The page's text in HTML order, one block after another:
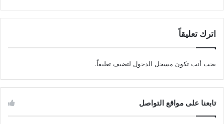
اترك تعليقاً
يجب أنت تكون مسجل الدخول لتضيف تعليقاً.
تابعنا على مواقع التواصل